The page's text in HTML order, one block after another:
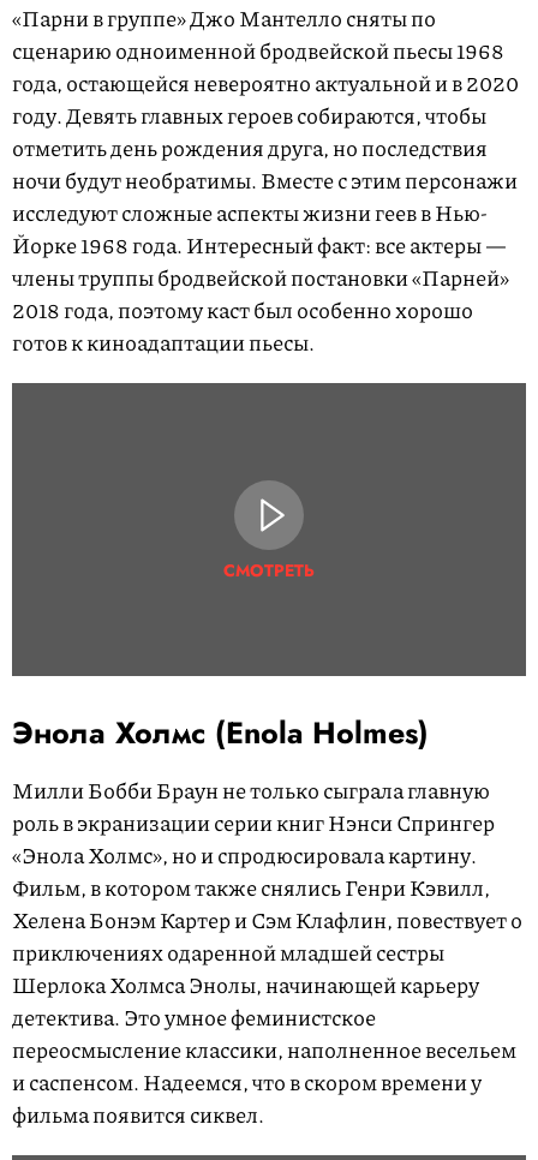
«Парни в группе» Джо Мантелло сняты по
сценарию одноименной бродвейской пьесы 1968
года, остающейся невероятно актуальной и в 2020
году. Девять главных героев собираются, чтобы
отметить день рождения друга, но последствия
ночи будут необратимы. Вместе с этим персонажи
исследуют сложные аспекты жизни геев в Нью-
Йорке 1968 года. Интересный факт: все актеры —
члены труппы бродвейской постановки «Парней»
2018 года, поэтому каст был особенно хорошо
готов к киноадаптации пьесы.
СМОТРЕТЬ
Энола Холмс (Enola Holmes)
Милли Бобби Браун не только сыграла главную
роль в экранизации серии книг Нэнси Спрингер
«Энола Холмс», но и спродюсировала картину.
Фильм, в котором также снялись Генри Кэвилл,
Хелена Бонэм Картер и Сэм Клафлин, повествует о
приключениях одаренной младшей сестры
Шерлока Холмса Энолы, начинающей карьеру
детектива. Это умное феминистское
переосмысление классики, наполненное весельем
и саспенсом. Надеемся, что в скором времени у
фильма появится сиквел.